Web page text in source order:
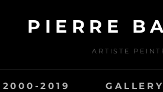
PIERRE
ARTISTE
2000-2019